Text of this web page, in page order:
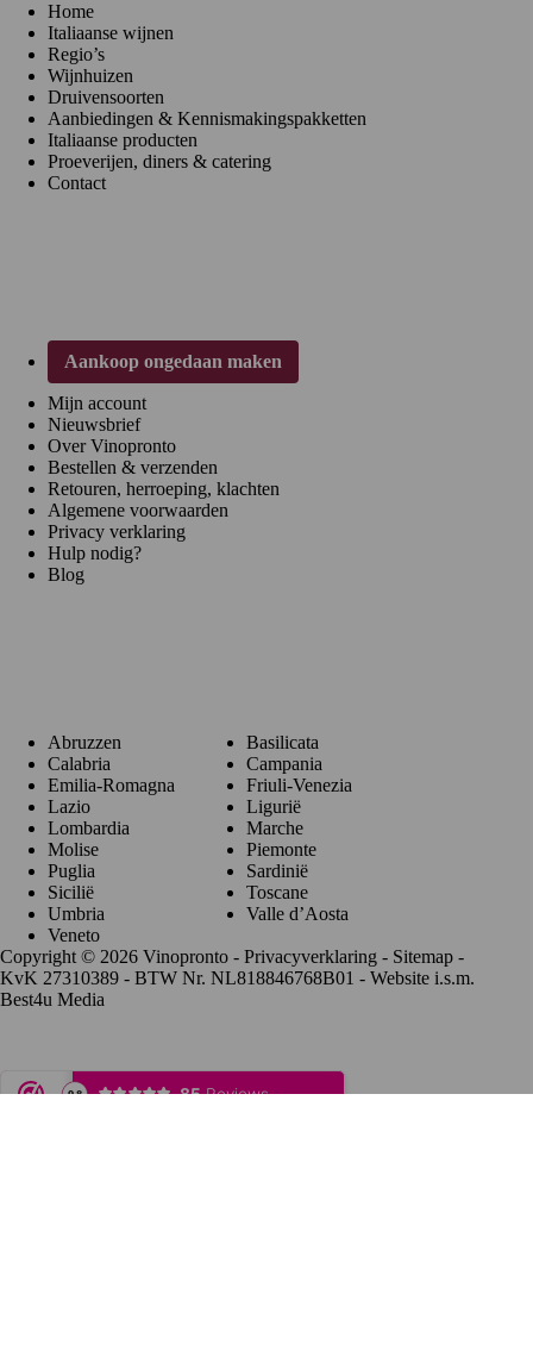
Home
Italiaanse wijnen
Regio’s
Wijnhuizen
Druivensoorten
Aanbiedingen & Kennismakingspakketten
Italiaanse producten
Proeverijen, diners & catering
Contact
Aankoop ongedaan maken
Mijn account
Nieuwsbrief
Over Vinopronto
Bestellen & verzenden
Retouren, herroeping, klachten
Algemene voorwaarden
Privacy verklaring
Hulp nodig?
Blog
Abruzzen
Basilicata
Calabria
Campania
Emilia-Romagna
Friuli-Venezia
Lazio
Ligurië
Lombardia
Marche
Molise
Piemonte
Puglia
Sardinië
Sicilië
Toscane
Umbria
Valle d’Aosta
Veneto
Copyright © 2026 Vinopronto - Privacyverklaring - Sitemap -
KvK 27310389 - BTW Nr. NL818846768B01 - Website i.s.m.
Best4u Media